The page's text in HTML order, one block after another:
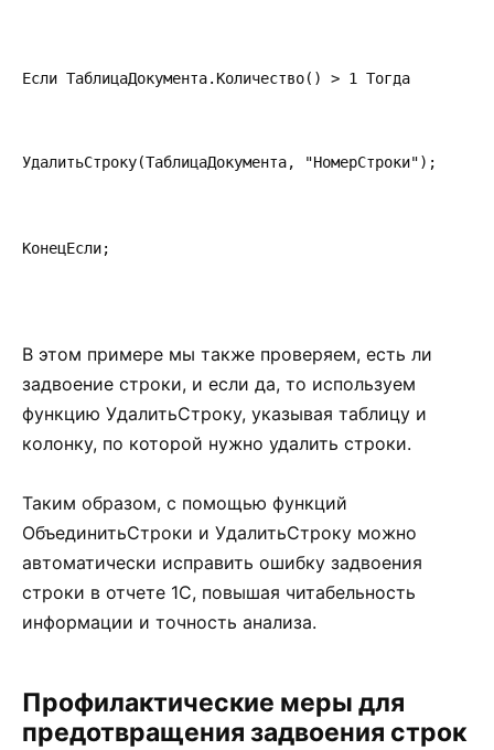
Если ТаблицаДокумента.Количество() > 1 Тогда
УдалитьСтроку(ТаблицаДокумента, "НомерСтроки");
КонецЕсли;
В этом примере мы также проверяем, есть ли
задвоение строки, и если да, то используем
функцию УдалитьСтроку, указывая таблицу и
колонку, по которой нужно удалить строки.
Таким образом, с помощью функций
ОбъединитьСтроки и УдалитьСтроку можно
автоматически исправить ошибку задвоения
строки в отчете 1С, повышая читабельность
информации и точность анализа.
Профилактические меры для
предотвращения задвоения строк